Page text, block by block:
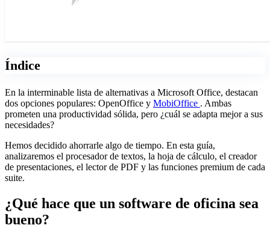
Índice
En la interminable lista de alternativas a Microsoft Office, destacan
dos opciones populares: OpenOffice y MobiOffice . Ambas
prometen una productividad sólida, pero ¿cuál se adapta mejor a sus
necesidades?
Hemos decidido ahorrarle algo de tiempo. En esta guía,
analizaremos el procesador de textos, la hoja de cálculo, el creador
de presentaciones, el lector de PDF y las funciones premium de cada
suite.
¿Qué hace que un software de oficina sea
bueno?